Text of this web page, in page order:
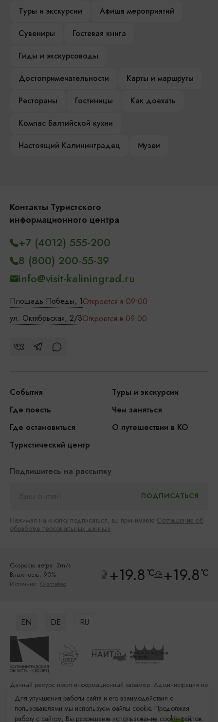
Туры и экскурсии
Афиша мероприятий
Сувениры
Гостевая книга
Гиды и экскурсоводы
Достопримечательности
Карты и маршруты
Рестораны
Гостиницы
Как доехать
Компас Балтийской кухни
Настоящий Калининградец
Музеи
Контакты Туристского
информационного центра
Площадь Победы, 1Откроется в 09:00
ул. Октябрьская, 2/3Откроется в 09:00
+7 (4012) 555-200
8 (800) 200-55-39
info@visit-kaliningrad.ru
События
Туры и экскурсии
Где поесть
Чем заняться
Где остановиться
О путешествии в КО
Туристический центр
Подпишитесь на рассылку
Нажимая на кнопку подписаться, вы принимаете Соглашение об
обработке персональных данных
Скорость ветра: 3m/s
Влажность: 90%
Источник: Gismeteo +19.8°C +19.8°C
EN DE RU
Данный ресурс носит информационный характер. Администрация не
несет ответственности за качество услуг, предоставленных
сторонними организациями
Для улучшения работы сайта и его взаимодействия с
пользователями мы используем файлы cookie. Продолжая
работу с сайтом, Вы разрешаете использование cookie-файлов.